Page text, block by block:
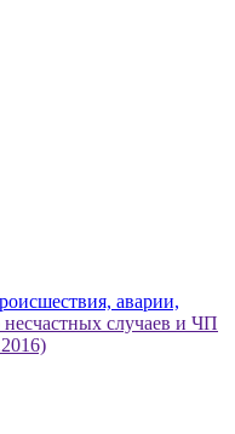
аварии,
случаев и ЧП